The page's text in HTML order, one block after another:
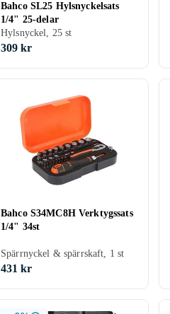
Bahco SL25 Hylsnyckelsats
1/4" 25-delar
Hylsnyckel, 25 st
309 kr
Bahco S34MC8H Verktygssats
1/4" 34st
Spärrnyckel & spärrskaft, 1 st
431 kr